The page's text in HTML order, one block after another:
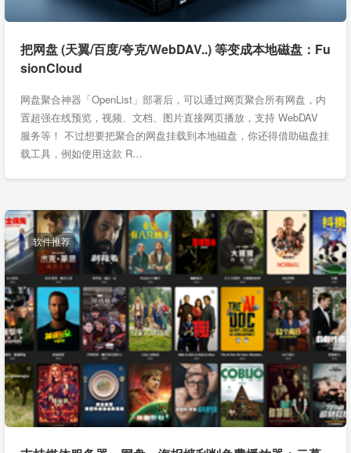
把网盘 (天翼/百度/夸克/WebDAV..) 等变成本地磁盘：Fu
sionCloud
网盘聚合神器「OpenList」部署后，可以通过网页聚合所有网盘，内
置超强在线预览，视频、文档、图片直接网页播放，支持 WebDAV
服务等！ 不过想要把聚合的网盘挂载到本地磁盘，你还得借助磁盘挂
载工具，例如使用这款 R…
软件推荐